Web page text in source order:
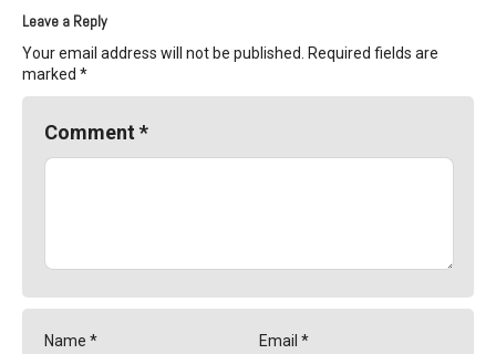
Leave a Reply
Your email address will not be published.
Required fields are
marked *
Comment *
Name * Email *